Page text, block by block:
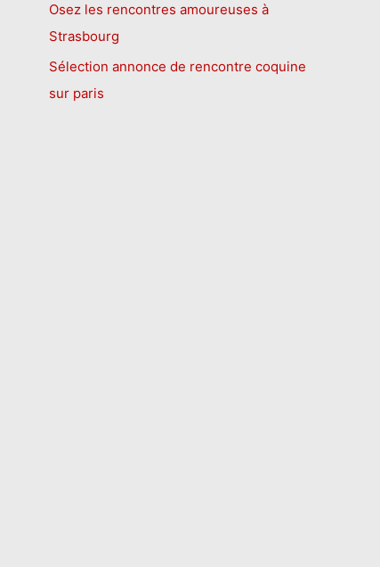
Osez les rencontres amoureuses à
Strasbourg
Sélection annonce de rencontre coquine
sur paris